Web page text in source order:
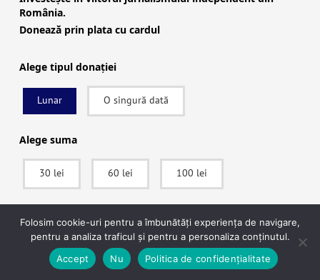
“Reporterii pleacă, eu rămân / Mi-a zis
că mă toacă”. Ciobanul, preoteasa, un
fost militar şi o profesoară dintr-un
sat transilvănean se luptă cu poluarea
fermelor industriale de porci
România.
Donează prin plata cu cardul
Alege tipul donației
Lunar O singură dată
Alege suma
30 lei 60 lei 100 lei
SUSȚINE
După ce vei apăsa pe Donează vei fi redirecționat către pagina securizată a
procesatorului de plăți Stripe, unde vei putea plăti în siguranță.
Folosim cookie-uri pentru a îmbunătăți experiența de navigare,
pentru a analiza traficul și pentru a personaliza conținutul.
Accept
Nu Politica de confidențialitate